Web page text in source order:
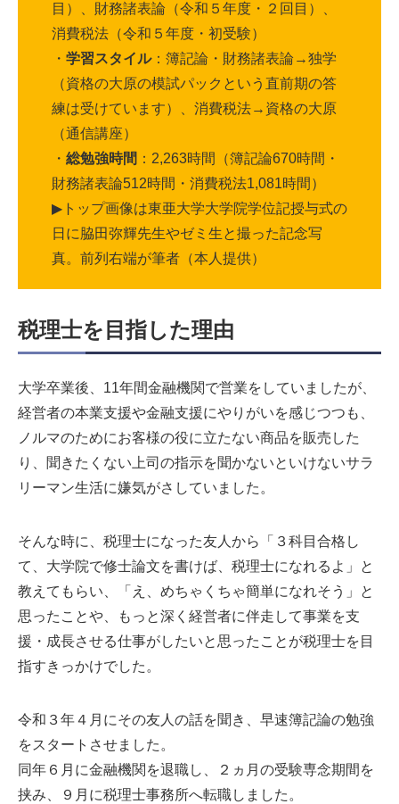
目）、財務諸表論（令和５年度・２回目）、
消費税法（令和５年度・初受験）
・ 学習スタイル：簿記論・財務諸表論→独学
（資格の大原の模試パックという直前期の答
練は受けています）、消費税法→資格の大原
（通信講座）
・ 総勉強時間 ：2,263時間（簿記論670時間・
財務諸表論512時間・消費税法1,081時間）
▶︎トップ画像は東亜大学大学院学位記授与式の
日に脇田弥輝先生やゼミ生と撮った記念写
真。前列右端が筆者（本人提供）
税理士を目指した理由
大学卒業後、11年間金融機関で営業をしていましたが、
経営者の本業支援や金融支援にやりがいを感じつつも、
ノルマのためにお客様の役に立たない商品を販売した
り、聞きたくない上司の指示を聞かないといけないサラ
リーマン生活に嫌気がさしていました。
そんな時に、税理士になった友人から「３科目合格し
て、大学院で修士論文を書けば、税理士になれるよ」と
教えてもらい、「え、めちゃくちゃ簡単になれそう」と
思ったことや、もっと深く経営者に伴走して事業を支
援・成長させる仕事がしたいと思ったことが税理士を目
指すきっかけでした。
令和３年４月にその友人の話を聞き、早速簿記論の勉強
をスタートさせました。
同年６月に金融機関を退職し、２ヵ月の受験専念期間を
挟み、９月に税理士事務所へ転職しました。